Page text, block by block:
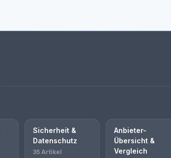
Sicherheit &
Datenschutz
35 Artikel
Anbieter-
Übersicht &
Vergleich